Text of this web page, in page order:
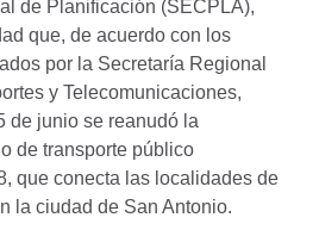
de Planificación (SECPLA),
que, de acuerdo con los
por la Secretaría Regional
y Telecomunicaciones,
de junio se reanudó la
de transporte público
que conecta las localidades de
la ciudad de San Antonio.